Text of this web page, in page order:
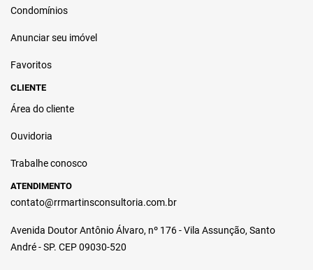
Condomínios
Anunciar seu imóvel
Favoritos
CLIENTE
Área do cliente
Ouvidoria
Trabalhe conosco
ATENDIMENTO
contato@rrmartinsconsultoria.com.br
Avenida Doutor Antônio Álvaro, nº 176 - Vila Assunção, Santo
André - SP. CEP 09030-520